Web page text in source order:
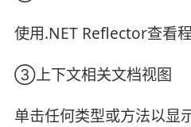
使用.NET Reflector查看
③上下文相关文档视图
单击任何类型或方法以显